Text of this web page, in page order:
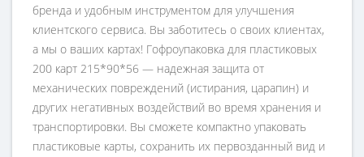
бренда и удобным инструментом для улучшения
клиентского сервиса. Вы заботитесь о своих клиентах,
а мы о ваших картах! Гофроупаковка для пластиковых
200 карт 215*90*56 — надежная защита от
механических повреждений (истирания, царапин) и
других негативных воздействий во время хранения и
транспортировки. Вы сможете компактно упаковать
пластиковые карты, сохранить их первозданный вид и